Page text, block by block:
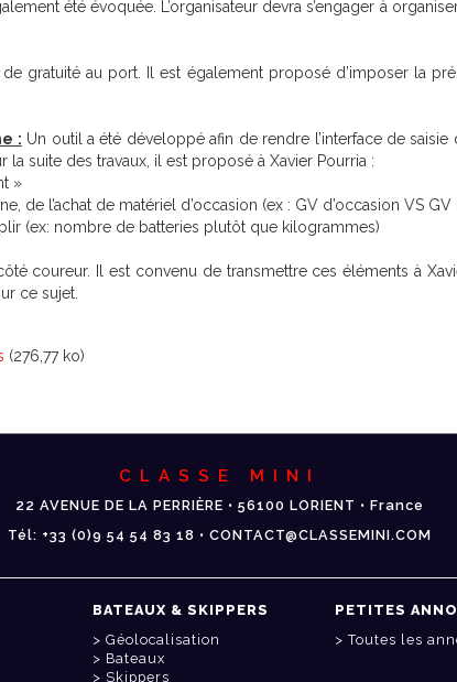
été évoquée. L’organisateur devra s’engager à
gratuité au port. Il est également proposé d’imposer la
: Un outil a été développé afin de rendre l’interface de
suite des travaux, il est proposé à Xavier Pourria :
»
de l’achat de matériel d’occasion (ex : GV d’occasion VS GV
(ex: nombre de batteries plutôt que kilogrammes)
coureur. Il est convenu de transmettre ces éléments à
ce sujet.
(276,77 ko)
CLASSE MINI
22 AVENUE DE LA PERRIÈRE • 56100 LORIENT • France
Tél: +33 (0)9 54 54 83 18 • CONTACT@CLASSEMINI.COM
BATEAUX & SKIPPERS
Géolocalisation
Bateaux
Skippers
PETITES
Toutes les